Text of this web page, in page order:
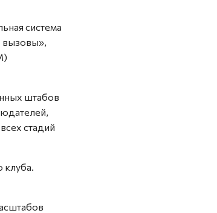
система
вызовы»,
штабов
стадий